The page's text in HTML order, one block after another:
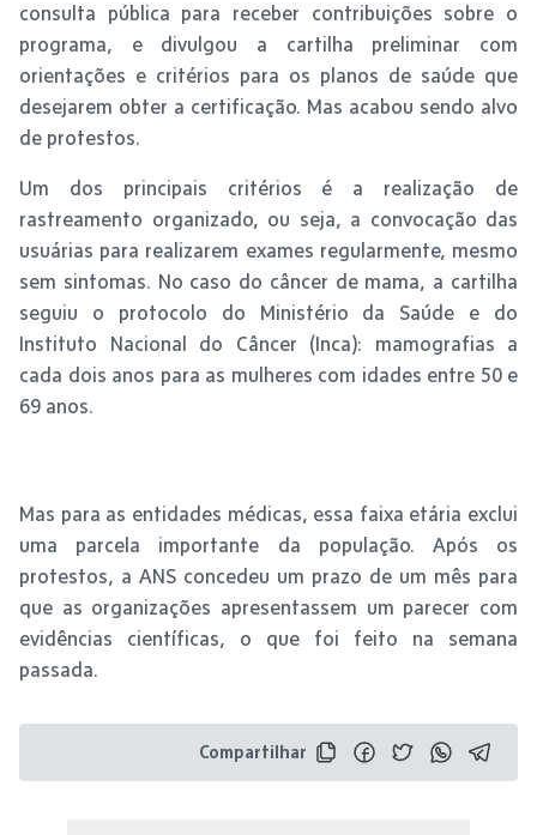
consulta pública para receber contribuições sobre o
programa, e divulgou a cartilha preliminar com
orientações e critérios para os planos de saúde que
desejarem obter a certificação. Mas acabou sendo alvo
de protestos.
Um dos principais critérios é a realização de
rastreamento organizado, ou seja, a convocação das
usuárias para realizarem exames regularmente, mesmo
sem sintomas. No caso do câncer de mama, a cartilha
seguiu o protocolo do Ministério da Saúde e do
Instituto Nacional do Câncer (Inca): mamografias a
cada dois anos para as mulheres com idades entre 50 e
69 anos.
Mas para as entidades médicas, essa faixa etária exclui
uma parcela importante da população. Após os
protestos, a ANS concedeu um prazo de um mês para
que as organizações apresentassem um parecer com
evidências científicas, o que foi feito na semana
passada.
Compartilhar